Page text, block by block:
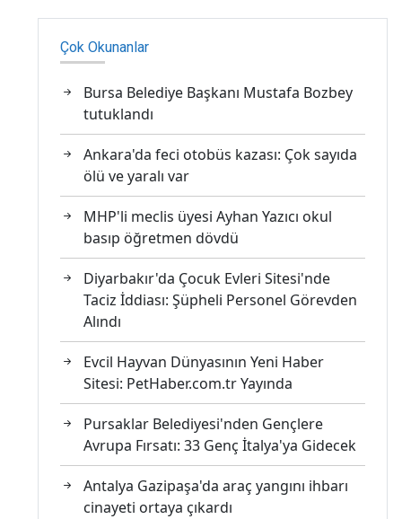
Çok Okunanlar
Bursa Belediye Başkanı Mustafa Bozbey
tutuklandı
Ankara'da feci otobüs kazası: Çok sayıda
ölü ve yaralı var
MHP'li meclis üyesi Ayhan Yazıcı okul
basıp öğretmen dövdü
Diyarbakır'da Çocuk Evleri Sitesi'nde
Taciz İddiası: Şüpheli Personel Görevden
Alındı
Evcil Hayvan Dünyasının Yeni Haber
Sitesi: PetHaber.com.tr Yayında
Pursaklar Belediyesi'nden Gençlere
Avrupa Fırsatı: 33 Genç İtalya'ya Gidecek
Antalya Gazipaşa'da araç yangını ihbarı
cinayeti ortaya çıkardı